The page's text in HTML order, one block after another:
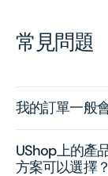
常見問題
我的訂單一般
UShop上的產
方案可以選擇？